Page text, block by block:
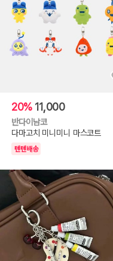
20% 11,000
반다이남코
다마고치 미니미니 마스코트
텐텐배송